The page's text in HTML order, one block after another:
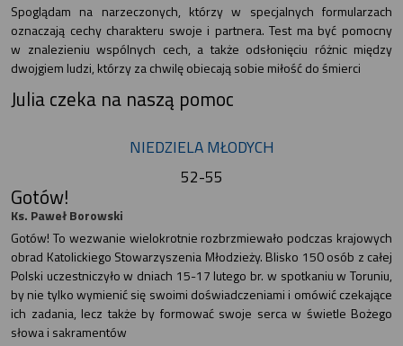
Spoglądam na narzeczonych, którzy w specjalnych formularzach
oznaczają cechy charakteru swoje i partnera. Test ma być pomocny
w znalezieniu wspólnych cech, a także odsłonięciu różnic między
dwojgiem ludzi, którzy za chwilę obiecają sobie miłość do śmierci
Julia czeka na naszą pomoc
NIEDZIELA MŁODYCH
52-55
Gotów!
Ks. Paweł Borowski
Gotów! To wezwanie wielokrotnie rozbrzmiewało podczas krajowych
obrad Katolickiego Stowarzyszenia Młodzieży. Blisko 150 osób z całej
Polski uczestniczyło w dniach 15-17 lutego br. w spotkaniu w Toruniu,
by nie tylko wymienić się swoimi doświadczeniami i omówić czekające
ich zadania, lecz także by formować swoje serca w świetle Bożego
słowa i sakramentów